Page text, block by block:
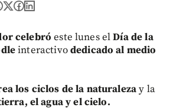
celebró este lunes elDía de la
interactivodedicado al medio
los ciclos de la naturalezay la
el agua y el cielo.